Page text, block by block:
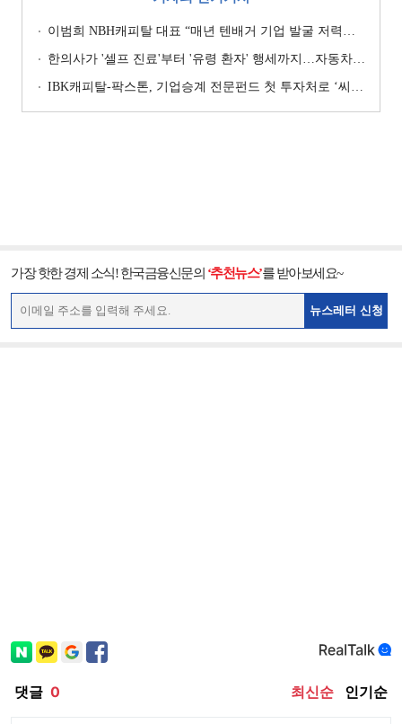
이범희 NBH캐피탈 대표 “매년 텐배거 기업 발굴 저력…올해 ROE 20% 목표”
한의사가 '셀프 진료'부터 '유령 환자' 행세까지…자동차보험 악용 심각 [경상환자 8주룰 도입 초읽기]
IBK캐피탈-팍스톤, 기업승계 전문펀드 첫 투자처로 ‘씨엠디기술단’ 낙점 [캐피탈사 돋보기]
가장 핫한 경제 소식! 한국금융신문의 ‘추천뉴스’를 받아보세요~
뉴스레터 신청